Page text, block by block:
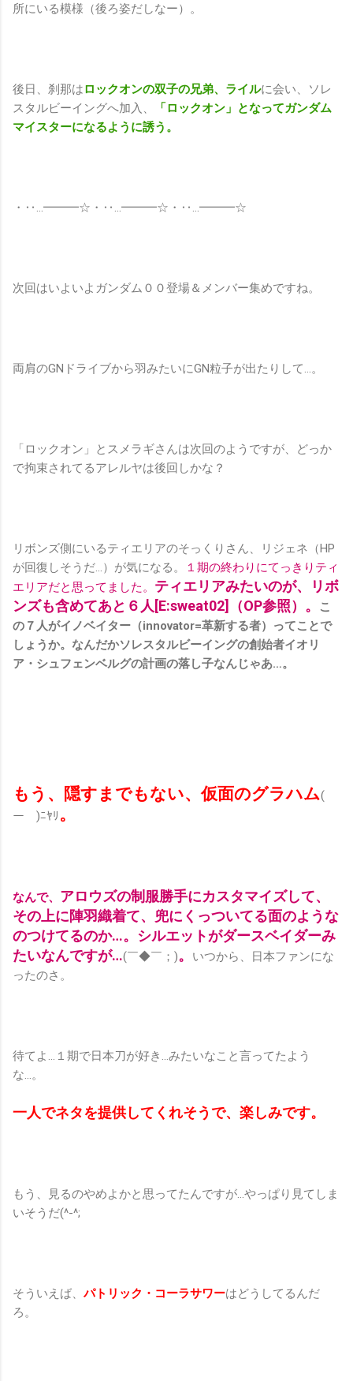
所にいる模様（後ろ姿だしなー）。
後日、刹那はロックオンの双子の兄弟、ライルに会い、ソレ
スタルビーイングへ加入、
「ロックオン」となってガンダム
マイスターになるように誘う。
・‥…━━━☆・‥…━━━☆・‥…━━━☆
次回はいよいよガンダム００登場＆メンバー集めですね。
両肩のGNドライブから羽みたいにGN粒子が出たりして…。
「ロックオン」とスメラギさんは次回のようですが、どっか
で拘束されてるアレルヤは後回しかな？
リボンズ側にいるティエリアのそっくりさん、リジェネ（HP
が回復しそうだ…）が気になる。
１期の終わりにてっきりティ
エリアだと思ってました。 ティエリアみたいのが、リボ
ンズも含めてあと６人[E:sweat02]（OP参照）。
こ
の７人がイノベイター（innovator=革新する者）ってことで
しょうか。なんだかソレスタルビーイングの創始者イオリ
ア・シュフェンベルグの計画の落し子なんじゃあ…。
もう、隠すまでもない、仮面のグラハム(￣
ー￣)ﾆﾔﾘ 。
なんで、 アロウズの制服勝手にカスタマイズして、
その上に陣羽織着て、兜にくっついてる面のような
のつけてるのか…。シルエットがダースベイダーみ
たいなんですが…(￣◆￣；)。
いつから、日本ファンにな
ったのさ。
待てよ…１期で日本刀が好き…みたいなこと言ってたよう
な…。
一人でネタを提供してくれそうで、楽しみです。
もう、見るのやめよかと思ってたんですが…やっぱり見てしま
いそうだ(^-^;
そういえば、パトリック・コーラサワーはどうしてるんだ
ろ。